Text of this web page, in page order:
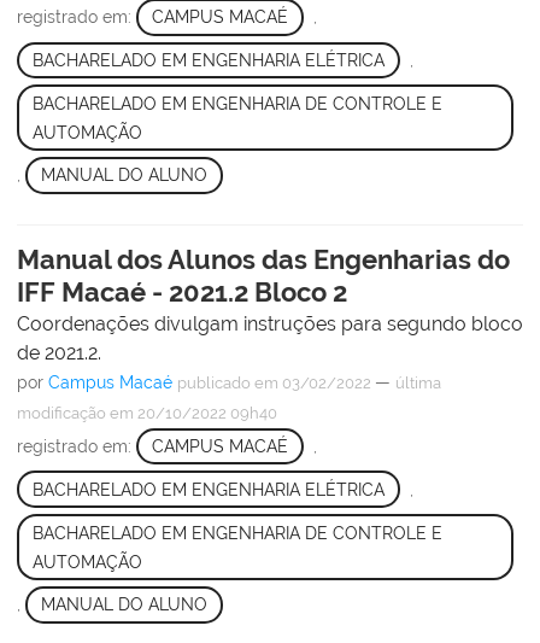
registrado em: CAMPUS MACAÉ ,
BACHARELADO EM ENGENHARIA ELÉTRICA
BACHARELADO EM ENGENHARIA DE CONTROLE E
AUTOMAÇÃO
, MANUAL DO ALUNO
Manual dos Alunos das Engenharias do
IFF Macaé - 2021.2 Bloco 2
Coordenações divulgam instruções para segundo bloco
de 2021.2.
por Campus Macaé publicado em 03/02/2022 — última
modificação em 20/10/2022 09h40
registrado em: CAMPUS MACAÉ
BACHARELADO EM ENGENHARIA ELÉTRICA
BACHARELADO EM ENGENHARIA DE CONTROLE E
AUTOMAÇÃO
, MANUAL DO ALUNO